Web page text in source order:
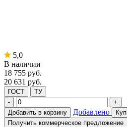
5,0
В наличии
18 755 руб.
20 631 руб.
ГОСТ
ТУ
-
+
Добавить в корзину
Добавлено
Получить коммерческое предложение